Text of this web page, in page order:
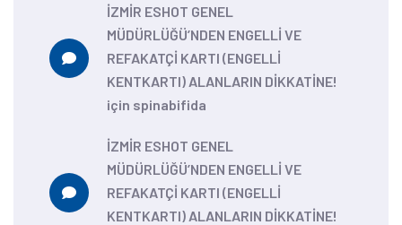
İZMİR ESHOT GENEL
MÜDÜRLÜĞÜ’NDEN ENGELLİ VE
REFAKATÇİ KARTI (ENGELLİ
KENTKARTI) ALANLARIN DİKKATİNE!
için spinabifida
İZMİR ESHOT GENEL
MÜDÜRLÜĞÜ’NDEN ENGELLİ VE
REFAKATÇİ KARTI (ENGELLİ
KENTKARTI) ALANLARIN DİKKATİNE!